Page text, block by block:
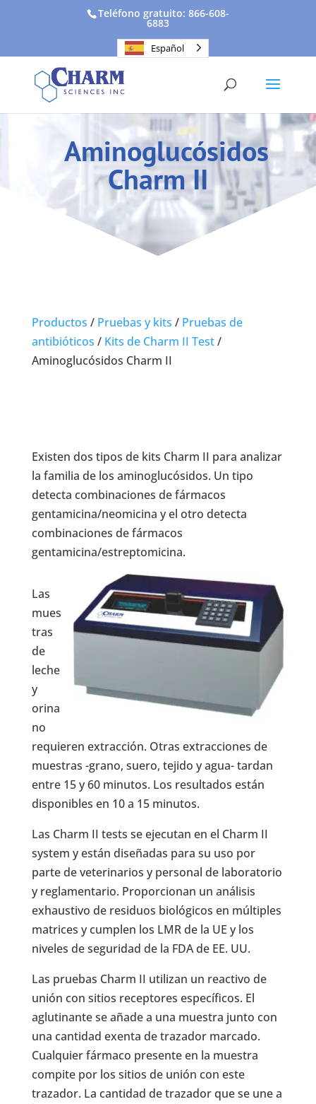
Teléfono gratuito: 866-608-
6883
Español
Aminoglucósidos
Charm II
Productos / Pruebas y kits / Pruebas de
antibióticos / Kits de Charm II Test/
Aminoglucósidos Charm II
Existen dos tipos de kits Charm II para analizar
la familia de los aminoglucósidos. Un tipo
detecta combinaciones de fármacos
gentamicina/neomicina y el otro detecta
combinaciones de fármacos
gentamicina/estreptomicina.
Las
mues
tras
de
leche
y
orina
no
requieren extracción. Otras extracciones de
muestras -grano, suero, tejido y agua- tardan
entre 15 y 60 minutos. Los resultados están
disponibles en 10 a 15 minutos.
Las Charm II tests se ejecutan en el Charm II
system y están diseñadas para su uso por
parte de veterinarios y personal de laboratorio
y reglamentario. Proporcionan un análisis
exhaustivo de residuos biológicos en múltiples
matrices y cumplen los LMR de la UE y los
niveles de seguridad de la FDA de EE. UU.
Las pruebas Charm II utilizan un reactivo de
unión con sitios receptores específicos. El
aglutinante se añade a una muestra junto con
una cantidad exenta de trazador marcado.
Cualquier fármaco presente en la muestra
compite por los sitios de unión con este
trazador. La cantidad de trazador que se une a